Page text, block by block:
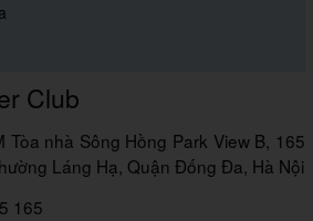
Club
Tòa nhà Sông Hồng Park View B, 165
Láng Hạ, Quận Đống Đa, Hà Nội
165